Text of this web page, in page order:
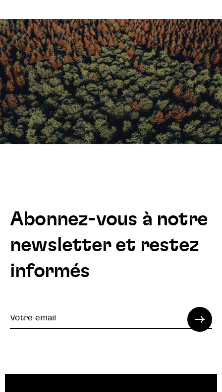
Abonnez-vous à notre
newsletter et restez
informés
Votre